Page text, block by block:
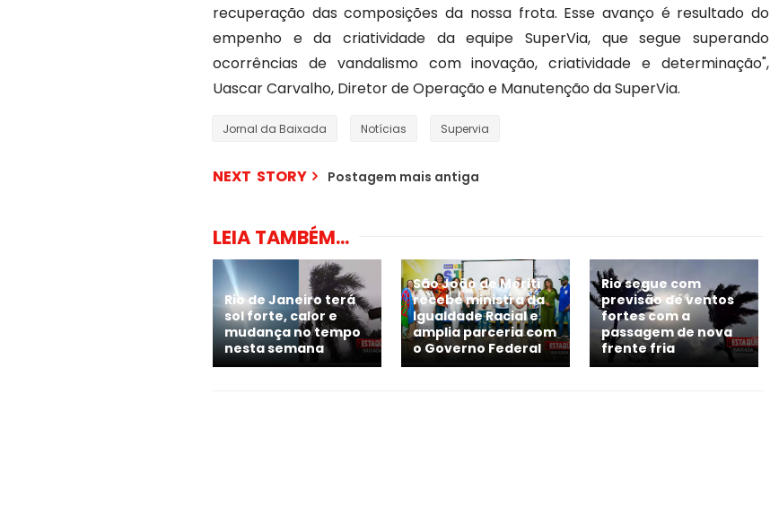
recuperação das composições da nossa frota. Esse avanço é resultado do
empenho e da criatividade da equipe SuperVia, que segue superando
ocorrências de vandalismo com inovação, criatividade e determinação",
Uascar Carvalho, Diretor de Operação e Manutenção da SuperVia.
Jornal da Baixada Notícias Supervia
NEXT STORY Postagem mais antiga
LEIA TAMBÉM...
Rio de Janeiro terá
sol forte, calor e
mudança no tempo
nesta semana
São João de Meriti
recebe ministra da
Igualdade Racial e
amplia parceria com
o Governo Federal
Rio segue com
previsão de ventos
fortes com a
passagem de nova
frente fria